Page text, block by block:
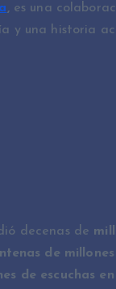
,es una
y una historia
decenas de
de
de escuchas